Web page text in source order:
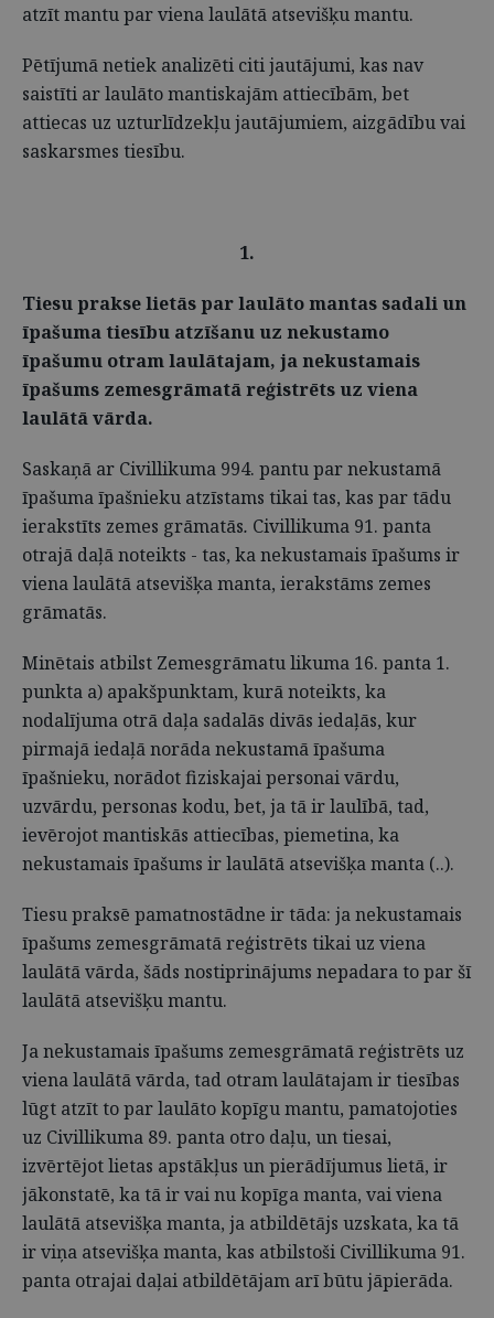
atzīt mantu par viena laulātā atsevišķu mantu.
Pētījumā netiek analizēti citi jautājumi, kas nav
saistīti ar laulāto mantiskajām attiecībām, bet
attiecas uz uzturlīdzekļu jautājumiem, aizgādību vai
saskarsmes tiesību.
1.
Tiesu prakse lietās par laulāto mantas sadali un
īpašuma tiesību atzīšanu uz nekustamo
īpašumu otram laulātajam, ja nekustamais
īpašums zemesgrāmatā reģistrēts uz viena
laulātā vārda.
Saskaņā ar Civillikuma 994. pantu par nekustamā
īpašuma īpašnieku atzīstams tikai tas, kas par tādu
ierakstīts zemes grāmatās. Civillikuma 91. panta
otrajā daļā noteikts - tas, ka nekustamais īpašums ir
viena laulātā atsevišķa manta, ierakstāms zemes
grāmatās.
Minētais atbilst Zemesgrāmatu likuma 16. panta 1.
punkta a) apakšpunktam, kurā noteikts, ka
nodalījuma otrā daļa sadalās divās iedaļās, kur
pirmajā iedaļā norāda nekustamā īpašuma
īpašnieku, norādot fiziskajai personai vārdu,
uzvārdu, personas kodu, bet, ja tā ir laulībā, tad,
ievērojot mantiskās attiecības, piemetina, ka
nekustamais īpašums ir laulātā atsevišķa manta (..).
Tiesu praksē pamatnostādne ir tāda: ja nekustamais
īpašums zemesgrāmatā reģistrēts tikai uz viena
laulātā vārda, šāds nostiprinājums nepadara to par šī
laulātā atsevišķu mantu.
Ja nekustamais īpašums zemesgrāmatā reģistrēts uz
viena laulātā vārda, tad otram laulātajam ir tiesības
lūgt atzīt to par laulāto kopīgu mantu, pamatojoties
uz Civillikuma 89. panta otro daļu, un tiesai,
izvērtējot lietas apstākļus un pierādījumus lietā, ir
jākonstatē, ka tā ir vai nu kopīga manta, vai viena
laulātā atsevišķa manta, ja atbildētājs uzskata, ka tā
ir viņa atsevišķa manta, kas atbilstoši Civillikuma 91.
panta otrajai daļai atbildētājam arī būtu jāpierāda.